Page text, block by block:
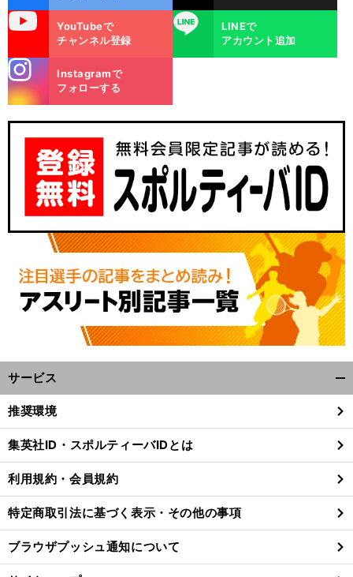
YouTubeで
チャンネル登録
LINE
LINEで
アカウント追加
m
Instagramで
フォローする
サービス
閉
る
推奨環境
集英社ID・スポルティーバIDとは
利用規約・会員規約
特定商取引法に基づく表示・その他の事項
ブラウザプッシュ通知について